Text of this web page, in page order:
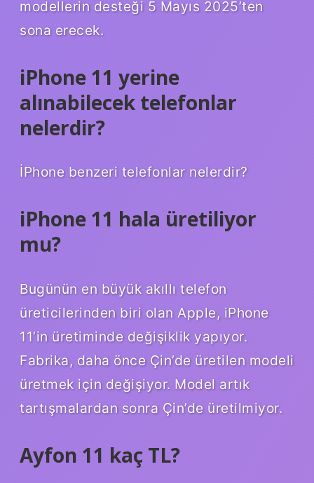
modellerin desteği 5 Mayıs 2025’ten
sona erecek.
iPhone 11 yerine
alınabilecek telefonlar
nelerdir?
İPhone benzeri telefonlar nelerdir?
iPhone 11 hala üretiliyor
mu?
Bugünün en büyük akıllı telefon
üreticilerinden biri olan Apple, iPhone
11’in üretiminde değişiklik yapıyor.
Fabrika, daha önce Çin’de üretilen modeli
üretmek için değişiyor. Model artık
tartışmalardan sonra Çin’de üretilmiyor.
Ayfon 11 kaç TL?